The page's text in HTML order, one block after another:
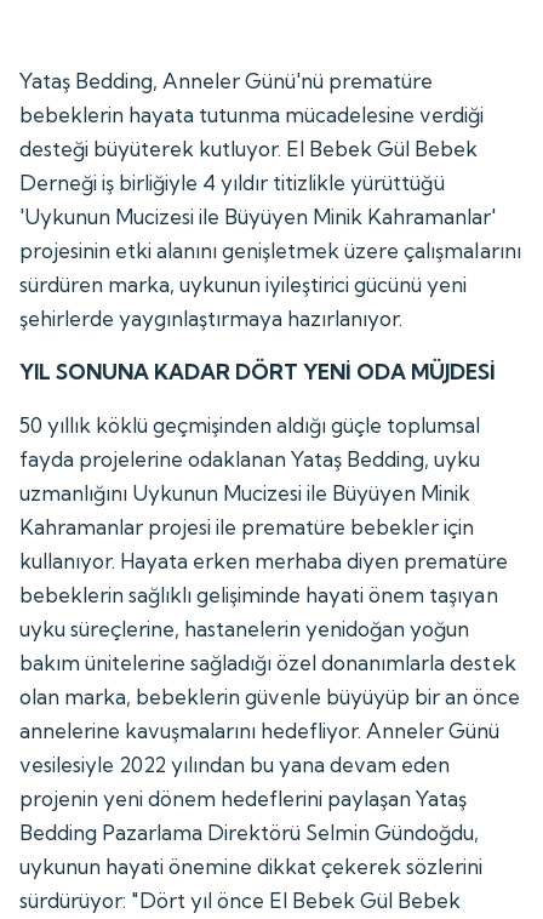
Yataş Bedding, Anneler Günü'nü prematüre
bebeklerin hayata tutunma mücadelesine verdiği
desteği büyüterek kutluyor. El Bebek Gül Bebek
Derneği iş birliğiyle 4 yıldır titizlikle yürüttüğü
'Uykunun Mucizesi ile Büyüyen Minik Kahramanlar'
projesinin etki alanını genişletmek üzere çalışmalarını
sürdüren marka, uykunun iyileştirici gücünü yeni
şehirlerde yaygınlaştırmaya hazırlanıyor.
YIL SONUNA KADAR DÖRT YENİ ODA MÜJDESİ
50 yıllık köklü geçmişinden aldığı güçle toplumsal
fayda projelerine odaklanan Yataş Bedding, uyku
uzmanlığını Uykunun Mucizesi ile Büyüyen Minik
Kahramanlar projesi ile prematüre bebekler için
kullanıyor. Hayata erken merhaba diyen prematüre
bebeklerin sağlıklı gelişiminde hayati önem taşıyan
uyku süreçlerine, hastanelerin yenidoğan yoğun
bakım ünitelerine sağladığı özel donanımlarla destek
olan marka, bebeklerin güvenle büyüyüp bir an önce
annelerine kavuşmalarını hedefliyor. Anneler Günü
vesilesiyle 2022 yılından bu yana devam eden
projenin yeni dönem hedeflerini paylaşan Yataş
Bedding Pazarlama Direktörü Selmin Gündoğdu,
uykunun hayati önemine dikkat çekerek sözlerini
sürdürüyor: "Dört yıl önce El Bebek Gül Bebek